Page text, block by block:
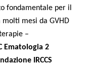
fondamentale per il
mesi da GVHD
–
Ematologia 2
IRCCS